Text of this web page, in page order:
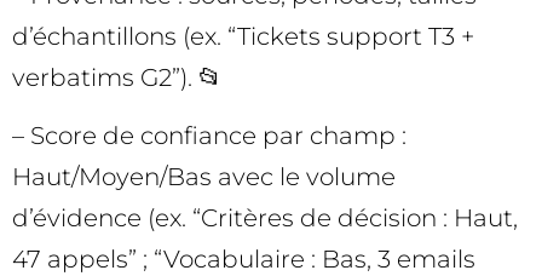
d’échantillons (ex. “Tickets support T3 +
verbatims G2”). 📂
– Score de confiance par champ :
Haut/Moyen/Bas avec le volume
d’évidence (ex. “Critères de décision : Haut,
47 appels” ; “Vocabulaire : Bas, 3 emails